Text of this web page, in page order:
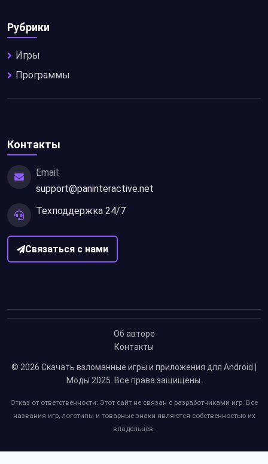
Рубрики
Игры
Программы
Контакты
Email:
support@paninteractive.net
Техподдержка 24/7
Связаться с нами
Об авторе
Контакты
© 2026 Скачать взломанные игры и приложения для Android |
Моды 2025. Все права защищены.
Отказ от ответственности: Этот сайт не связан с разработчиками игр. Все
названия игр, логотипы и товарные знаки являются собственностью их
владельцев.